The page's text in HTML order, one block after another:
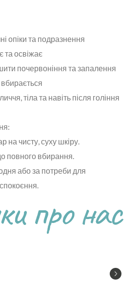
опіки та подразнення
та освіжає
почервоніння та запалення
тіла та навіть після гоління
на чисту, суху шкіру.
повного вбирання.
або за потреби для
про нас